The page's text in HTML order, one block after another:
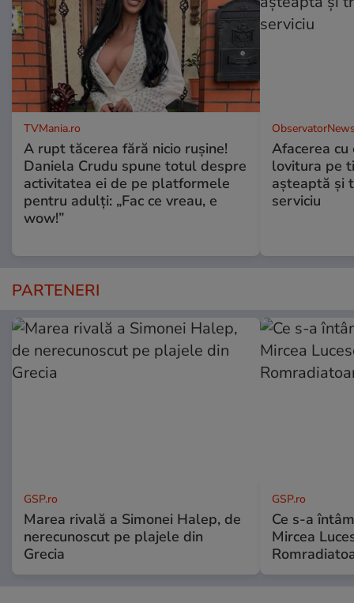
TVMania.ro
A rupt tăcerea fără nicio rușine!
Daniela Crudu spune totul despre
activitatea ei de pe platformele
pentru adulți: „Fac ce vreau, e
wow!”
Afacerea
lovitura pe
aşteaptă şi
serviciu
PARTENERI
GSP.ro
Marea rivală a Simonei Halep, de
nerecunoscut pe plajele din
Grecia
GSP.ro
Ce s-a
Mircea